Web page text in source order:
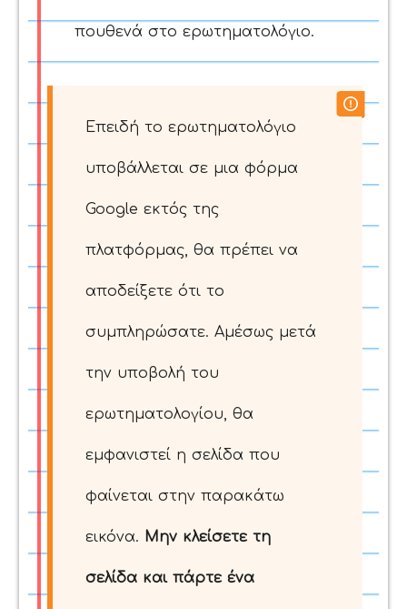
πουθενά στο ερωτηματολόγιο.
Επειδή το ερωτηματολόγιο
υποβάλλεται σε μια φόρμα
Google εκτός της
πλατφόρμας, θα πρέπει να
αποδείξετε ότι το
συμπληρώσατε. Αμέσως μετά
την υποβολή του
ερωτηματολογίου, θα
εμφανιστεί η σελίδα που
φαίνεται στην παρακάτω
εικόνα. Μην κλείσετε τη
σελίδα και πάρτε ένα